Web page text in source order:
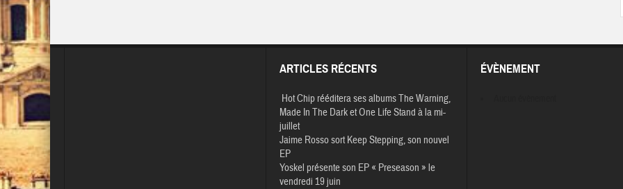
ARTICLES RÉCENTS
Hot Chip rééditera ses albums The Warning,
Made In The Dark et One Life Stand à la mi-
juillet
Jaime Rosso sort Keep Stepping, son nouvel
EP
Yoskel présente son EP « Preseason » le
vendredi 19 juin
ÉVÈNEMENT